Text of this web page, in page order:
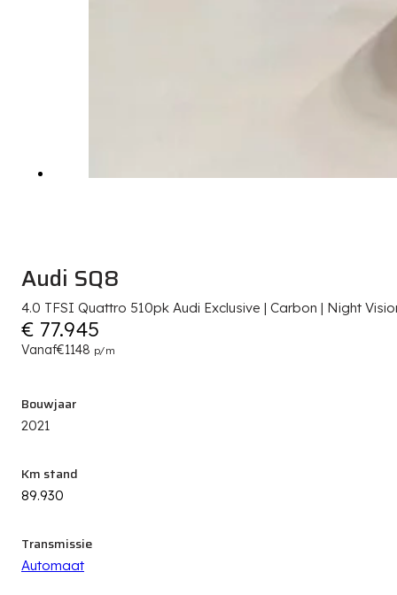
Audi SQ8
4.0 TFSI Quattro 510pk Audi Exclusive | Carbon | Night
€ 77.945
Vanaf€1148 p/m
Bouwjaar
2021
Km stand
89.930
Transmissie
Automaat